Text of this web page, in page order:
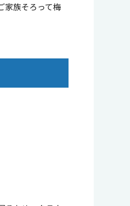
家族そろって梅